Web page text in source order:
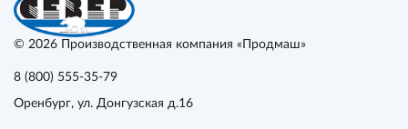
© 2026 Производственная компания «Продмаш»
8 (800) 555-35-79
Оренбург, ул. Донгузская д.16